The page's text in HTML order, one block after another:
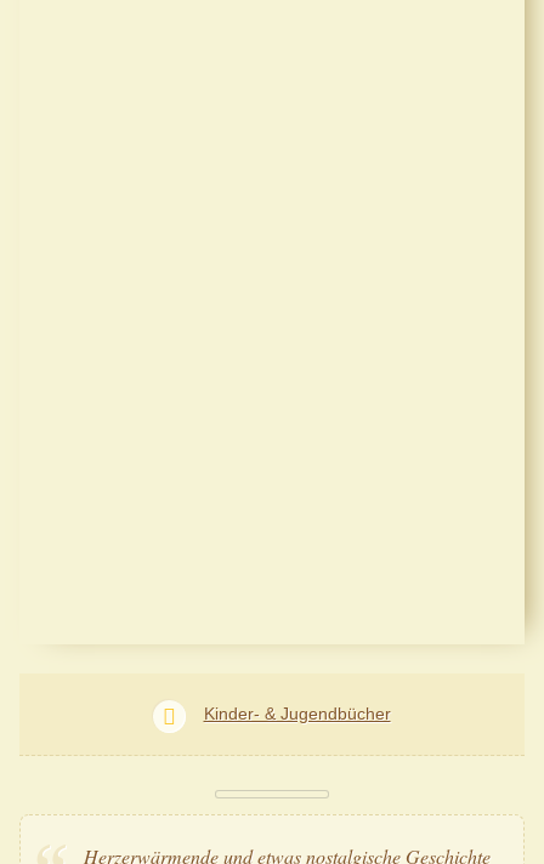
Kinder- & Jugendbücher
Herzerwärmende und etwas nostalgische Geschichte